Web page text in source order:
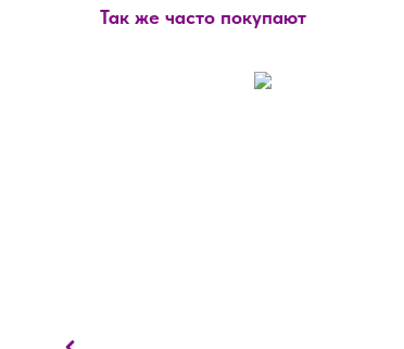
Так же часто покупают